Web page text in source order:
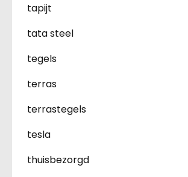
tapijt
tata steel
tegels
terras
terrastegels
tesla
thuisbezorgd